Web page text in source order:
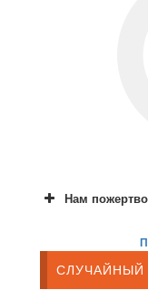
Нам
СЛУЧАЙНЫЙ